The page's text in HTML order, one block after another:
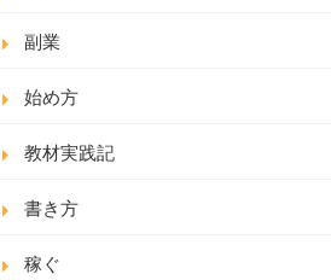
副業
始め方
教材実践記
書き方
稼ぐ